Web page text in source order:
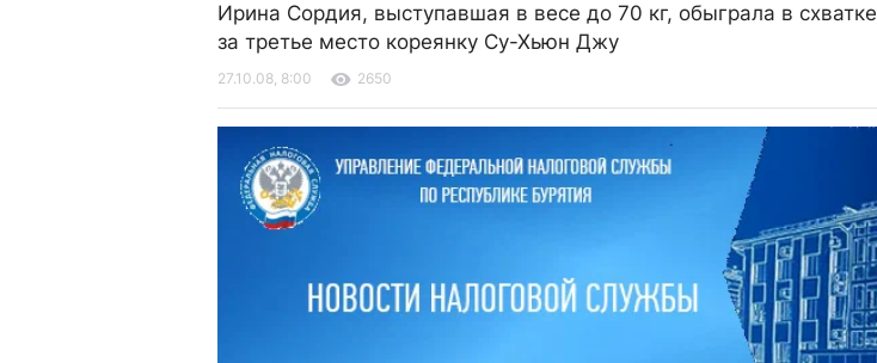
Ирина Сордия, выступавшая в весе до 70 кг, обыграла в схватке
за третье место кореянку Су-Хьюн Джу
27.10.08, 8:00 2650